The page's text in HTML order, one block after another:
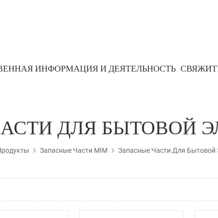
ИНФОРМАЦИЯ И ДЕЯТЕЛЬНОСТЬ
ДЛЯ БЫТОВОЙ
Запасные Части MIM Запасные Части Для Бытовой